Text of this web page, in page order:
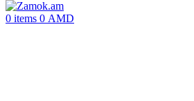
0 items 0 AMD